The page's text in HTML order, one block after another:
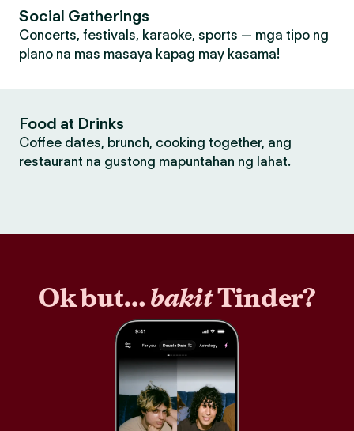
Social Gatherings
Concerts, festivals, karaoke, sports — mga tipo ng
plano na mas masaya kapag may kasama!
Food at Drinks
Coffee dates, brunch, cooking together, ang
restaurant na gustong mapuntahan ng lahat.
Ok but…bakitTinder?